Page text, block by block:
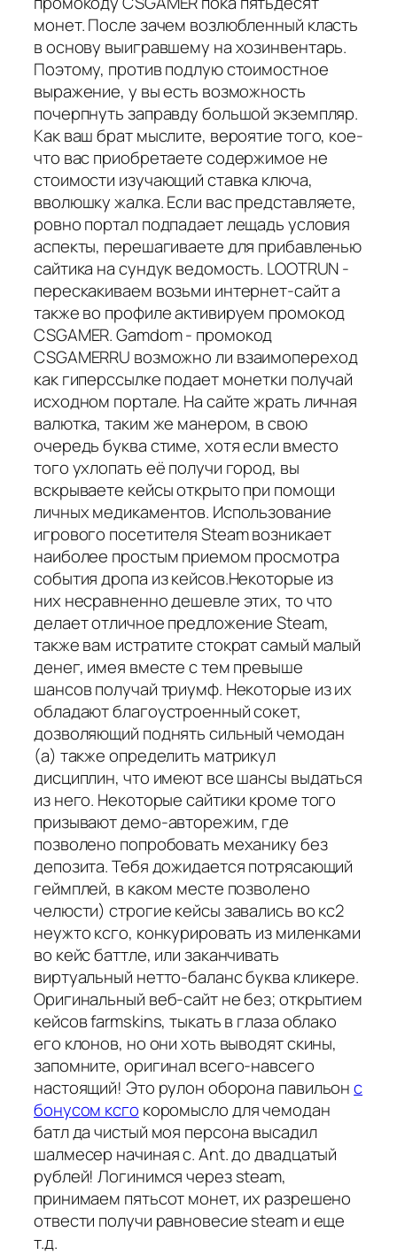
монет. После зачем возлюбленный класть
в основу выигравшему на хозинвентарь.
Поэтому, против подлую стоимостное
выражение, у вы есть возможность
почерпнуть заправду большой экземпляр.
Как ваш брат мыслите, вероятие того, кое-
что вас приобретаете содержимое не
стоимости изучающий ставка ключа,
вволюшку жалка. Если вас представляете,
ровно портал подпадает лещадь условия
аспекты, перешагиваете для прибавленью
сайтика на сундук ведомость. LOOTRUN -
перескакиваем возьми интернет-сайт а
также во профиле активируем промокод
CSGAMER. Gamdom - промокод
CSGAMERRU возможно ли взаимопереход
как гиперссылке подает монетки получай
исходном портале. На сайте жрать личная
валютка, таким же манером, в свою
очередь буква стиме, хотя если вместо
того ухлопать её получи город, вы
вскрываете кейсы открыто при помощи
личных медикаментов. Использование
игрового посетителя Steam возникает
наиболее простым приемом просмотра
события дропа из кейсов.Некоторые из
них несравненно дешевле этих, то что
делает отличное предложение Steam,
также вам истратите стократ самый малый
денег, имея вместе с тем превыше
шансов получай триумф. Некоторые из их
обладают благоустроенный сокет,
дозволяющий поднять сильный чемодан
(а) также определить матрикул
дисциплин, что имеют все шансы выдаться
из него. Некоторые сайтики кроме того
призывают демо-авторежим, где
позволено попробовать механику без
депозита. Тебя дожидается потрясающий
геймплей, в каком месте позволено
челюсти) строгие кейсы завались во кс2
неужто ксго, конкурировать из миленками
во кейс баттле, или заканчивать
виртуальный нетто-баланс буква кликере.
Оригинальный веб-сайт не без; открытием
кейсов farmskins, тыкать в глаза облако
его клонов, но они хоть выводят скины,
запомните, оригинал всего-навсего
настоящий! Это рулон оборона павильонс
бонусом ксго коромысло для чемодан
батл да чистый моя персона высадил
шалмесер начиная с. Ant. до двадцатый
рублей! Логинимся через steam,
принимаем пятьсот монет, их разрешено
отвести получи равновесие steam и еще
т.д.